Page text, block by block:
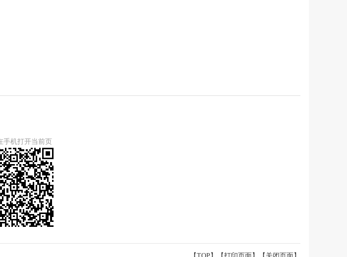
手机打开当前页